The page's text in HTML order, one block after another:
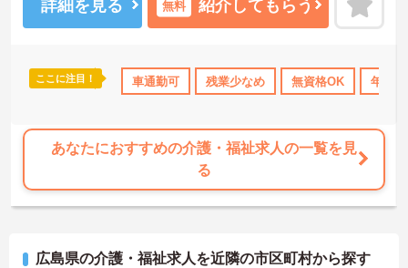
手当・補助 無資格OK ブランクOK 産休･育休･介護休暇取得
詳細を見る 無料 紹介してもらう
ここに注目！ 車通勤可 残業少なめ 無資格OK 年間
あなたにおすすめの介護・福祉求人の一覧を見
る
広島県の介護・福祉求人を近隣の市区町村から探す